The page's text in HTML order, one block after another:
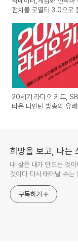
펀치볼 로열티 3.0으로
20세기 라디오 키드,
타운 나인틴 방송의 유쾌
희망을 보고, 나는
내 삶은 내가 만드는 것
것이다 다시 태어날 수는
구독하기